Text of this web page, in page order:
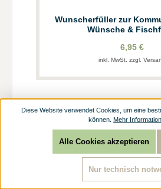
Wunscherfüller zur
Wünsche &
6,95 €
inkl. MwSt. zzgl.
Diese Website verwendet Cookies, um eine
können. Mehr
Nur technisch
Alle Cookies akzeptieren